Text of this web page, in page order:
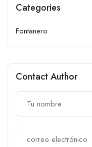
Categories
Fontanero
Contact Author